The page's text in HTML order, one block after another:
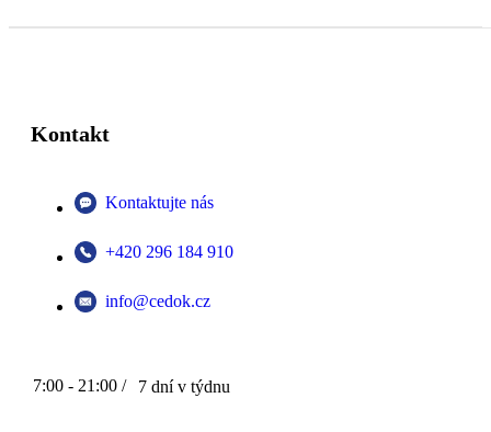
Kontakt
Kontaktujte nás
+420 296 184 910
info@cedok.cz
7:00 - 21:00 / 7 dní v týdnu